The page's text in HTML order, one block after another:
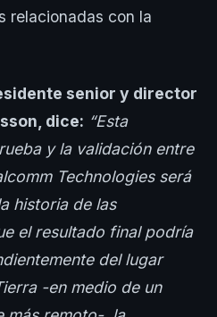
relacionadas con la
senior y director
dice: “Esta
y la validación entre
Technologies será
historia de las
el resultado final podría
del lugar
-en medio de un